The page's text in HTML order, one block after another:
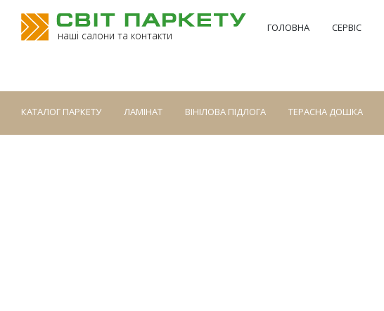
наші салони та контакти
ГОЛОВНА СЕРВІС
КАТАЛОГ ПАРКЕТУ ЛАМІНАТ ВІНІЛОВА ПІДЛОГА ТЕРАСНА ДОШКА